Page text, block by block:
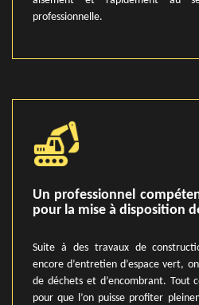
professionnelle.
Un professionnel
pour la mise à disposition
Suite à des travaux de
encore d’entretien d’espace vert,
de déchets et d’encombrant. Tout
pour que l’on puisse profiter